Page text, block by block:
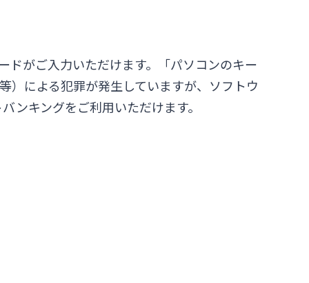
ドがご入力いただけます。「パソコンのキー
）による犯罪が発生していますが、ソフトウ
ンキングをご利用いただけます。